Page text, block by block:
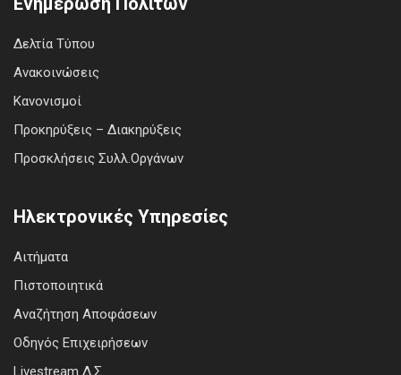
Δελτία Τύπου
Ανακοινώσεις
Κανονισμοί
Προκηρύξεις – Διακηρύξεις
Προσκλήσεις Συλλ.Οργάνων
Ηλεκτρονικές Υπηρεσίες
Αιτήματα
Πιστοποιητικά
Αναζήτηση Αποφάσεων
Οδηγός Επιχειρήσεων
Livestream Δ.Σ.